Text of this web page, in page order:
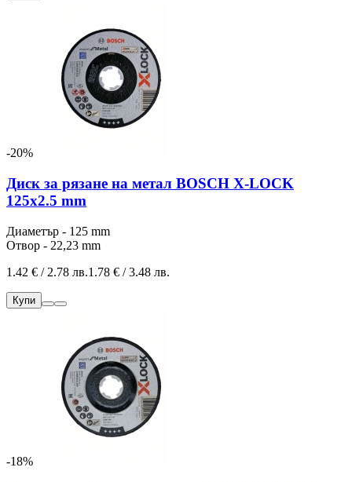
-20%
Диск за рязане на метал BOSCH X-LOCK
125x2.5 mm
Диаметър - 125 mm
Отвор - 22,23 mm
1.42 € / 2.78 лв.1.78 € / 3.48 лв.
Купи
-18%